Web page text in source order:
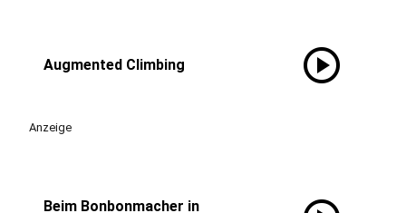
Augmented Climbing play_circle
Anzeige
Beim Bonbonmacher in